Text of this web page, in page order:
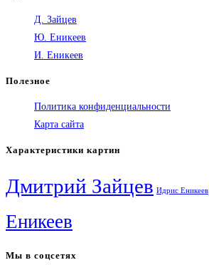
Д. Зайцев
Ю. Еникеев
И. Еникеев
Полезное
Политика конфиденциальности
Карта сайта
Характеристики картин
Дмитрий Зайцев Идрис Еникеев
Еникеев
Мы в соцсетях